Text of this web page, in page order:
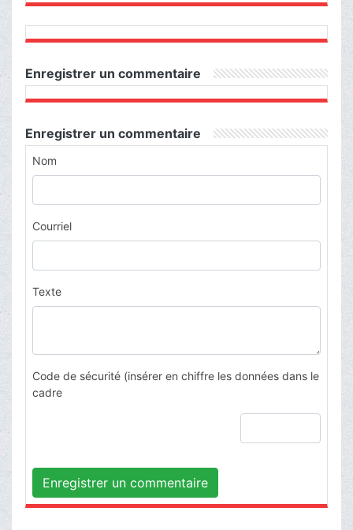
Enregistrer un commentaire
Enregistrer un commentaire
Nom
Courriel
Texte
Code de sécurité (insérer en chiffre les données dans le
cadre
Enregistrer un commentaire